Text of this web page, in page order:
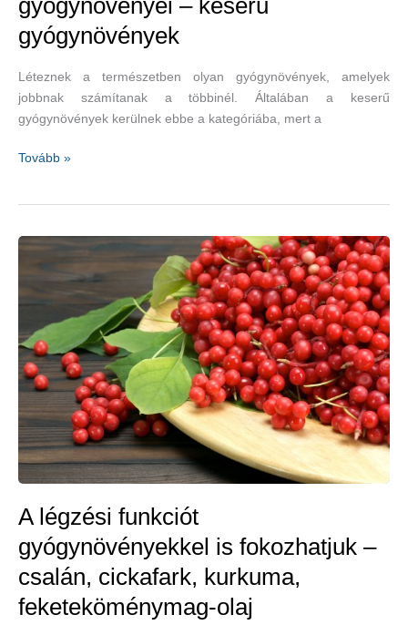
gyógynövényei – keserű
gyógynövények
Léteznek a természetben olyan gyógynövények, amelyek
jobbnak számítanak a többinél. Általában a keserű
gyógynövények kerülnek ebbe a kategóriába, mert a
A
–
gyógynövények
Tovább »
A légzési funkciót
gyógynövényekkel is fokozhatjuk –
csalán, cickafark, kurkuma,
feketeköménymag-olaj